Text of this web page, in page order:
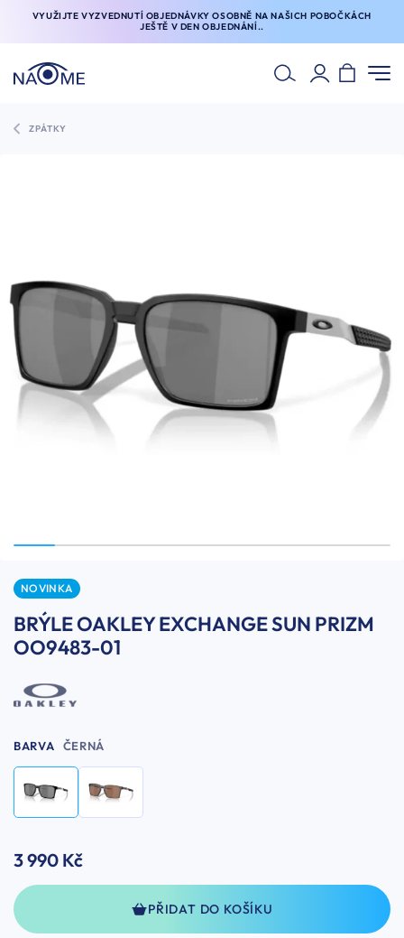
VYUŽIJTE VYZVEDNUTÍ OBJEDNÁVKY OSOBNĚ NA NAŠICH POBOČKÁCH
JEŠTĚ V DEN OBJEDNÁNÍ..
ZPÁTKY
NOVINKA
BRÝLE OAKLEY EXCHANGE SUN PRIZM
OO9483-01
BARVA ČERNÁ
3 990 Kč
PŘIDAT DO KOŠÍKU